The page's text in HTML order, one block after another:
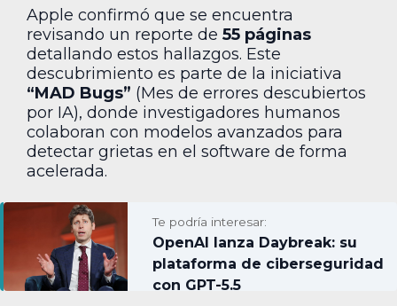
Apple confirmó que se encuentra
revisando un reporte de 55 páginas
detallando estos hallazgos. Este
descubrimiento es parte de la iniciativa
“MAD Bugs” (Mes de errores descubiertos
por IA), donde investigadores humanos
colaboran con modelos avanzados para
detectar grietas en el software de forma
acelerada.
Te podría interesar:
OpenAI lanza Daybreak: su
plataforma de ciberseguridad
con GPT-5.5